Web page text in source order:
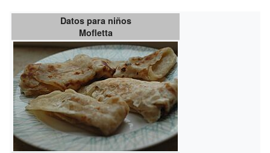
Datos para niños
Mofletta